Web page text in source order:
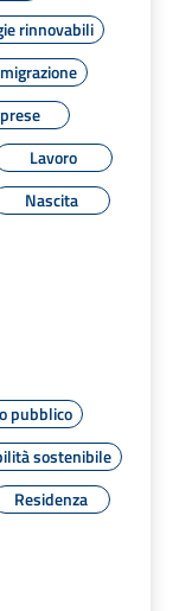
rinnovabili
Lavoro
Nascita
pubblico
sostenibile
Residenza